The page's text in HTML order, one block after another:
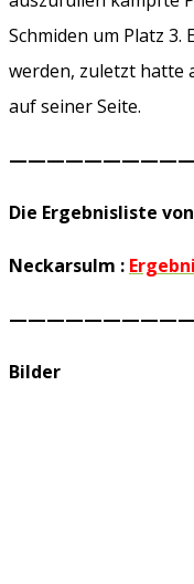
Schmiden um Platz 3.
werden, zuletzt hatte
auf seiner Seite.
——————————
Die Ergebnisliste
Neckarsulm :
——————————
Bilder